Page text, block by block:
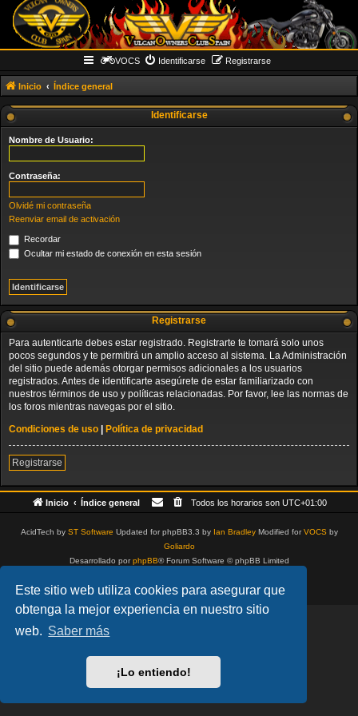
Este sitio web utiliza cookies para asegurar que
obtenga la mejor experiencia en nuestro sitio
web. Saber más
¡Lo entiendo!
VOCS Identificarse Registrarse
Inicio Índice general
Identificarse
Nombre de Usuario:
Contraseña:
Olvidé mi contraseña
Reenviar email de activación
Recordar
Ocultar mi estado de conexión en esta sesión
Registrarse
Para autenticarte debes estar registrado. Registrarte te tomará solo unos
pocos segundos y te permitirá un amplio acceso al sistema. La Administración
del sitio puede además otorgar permisos adicionales a los usuarios
registrados. Antes de identificarte asegúrete de estar familiarizado con
nuestros términos de uso y políticas relacionadas. Por favor, lee las normas de
los foros mientras navegas por el sitio.
Condiciones de uso
Política de privacidad
Registrarse
Inicio Índice general Todos los horarios son UTC+01:00
AcidTech by ST Software Updated for phpBB3.3 by Ian BradleyModified forVOCSby
Goliardo
Desarrollado porphpBB® Forum Software © phpBB Limited
Privacidad| Condiciones